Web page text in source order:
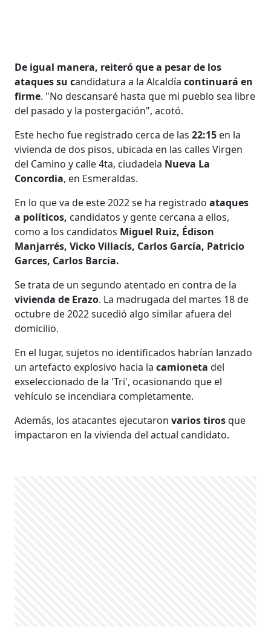
De igual manera, reiteró que a pesar de los
ataques su candidatura a la Alcaldíacontinuará en
firme. "No descansaré hasta que mi pueblo sea libre
del pasado y la postergación", acotó.
Este hecho fue registrado cerca de las22:15 en la
vivienda de dos pisos, ubicada en las calles Virgen
del Camino y calle 4ta, ciudadela Nueva La
Concordia, en Esmeraldas.
En lo que va de este 2022 se ha registradoataques
a políticos, candidatos y gente cercana a ellos,
como a los candidatos Miguel Ruiz, Édison
Manjarrés, Vicko Villacís, Carlos García, Patricio
Garces, Carlos Barcia.
Se trata de un segundo atentado en contra de la
vivienda de Erazo. La madrugada del martes 18 de
octubre de 2022 sucedió algo similar afuera del
domicilio.
En el lugar, sujetos no identificados habrían lanzado
un artefacto explosivo hacia lacamioneta del
exseleccionado de la 'Tri', ocasionando que el
vehículo se incendiara completamente.
Además, los atacantes ejecutaronvarios tirosque
impactaron en la vivienda del actual candidato.